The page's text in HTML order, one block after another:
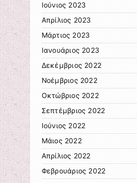
Ιούνιος 2023
Απρίλιος 2023
Μάρτιος 2023
Ιανουάριος 2023
Δεκέμβριος 2022
Νοέμβριος 2022
Οκτώβριος 2022
Σεπτέμβριος 2022
Ιούνιος 2022
Μάιος 2022
Απρίλιος 2022
Φεβρουάριος 2022